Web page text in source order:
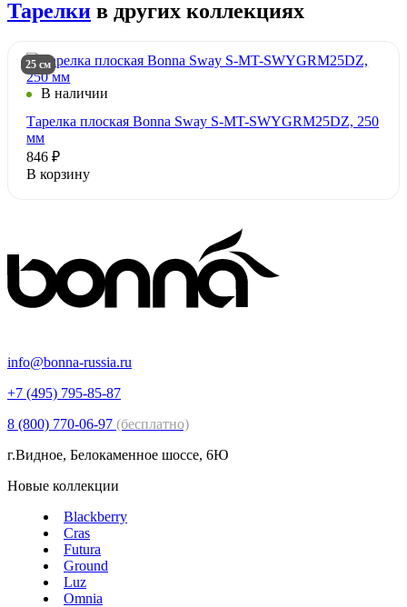
Тарелки в других коллекциях
25 см
В наличии
Тарелка плоская Bonna Sway S-MT-SWYGRM25DZ, 250
мм
846 ₽
В корзину
info@bonna-russia.ru
+7 (495) 795-85-87
8 (800) 770-06-97 (бесплатно)
г.Видное, Белокаменное шоссе, 6Ю
Новые коллекции
Blackberry
Cras
Futura
Ground
Luz
Omnia